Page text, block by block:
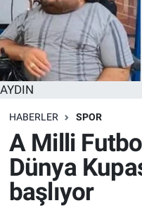
AYDIN
HABERLER SPOR
A Milli
Dünya
başlıyor